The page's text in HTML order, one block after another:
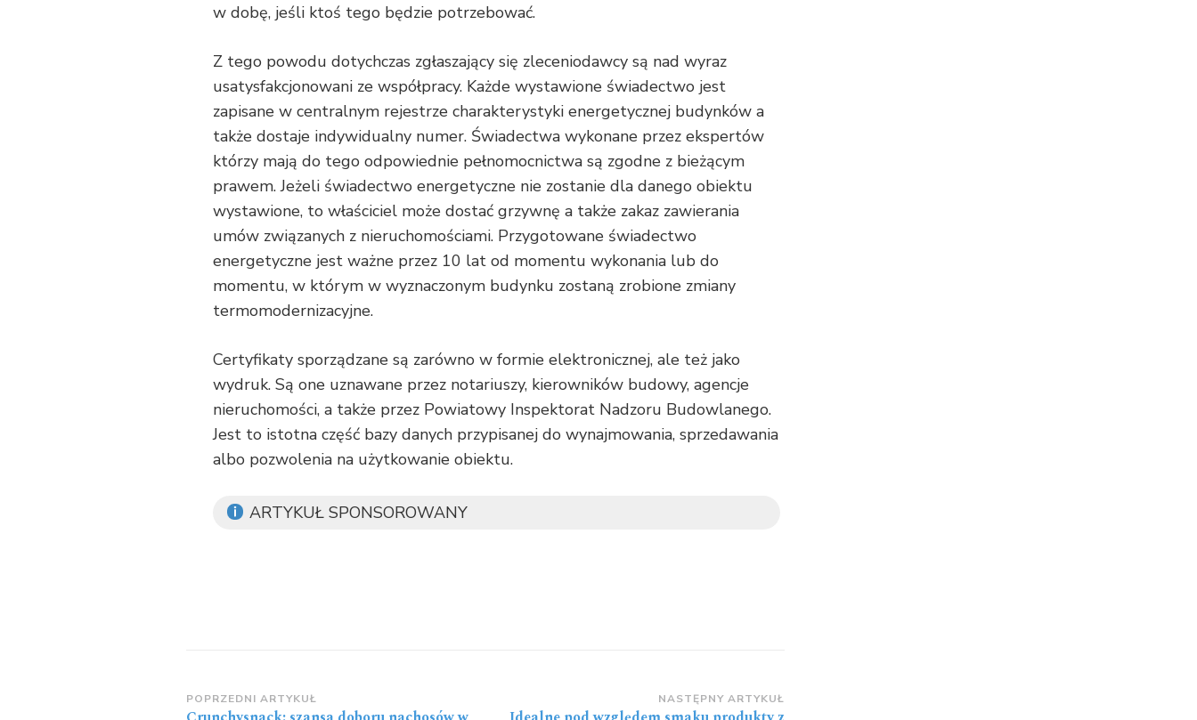
w dobę, jeśli ktoś tego będzie potrzebować.
Z tego powodu dotychczas zgłaszający się zleceniodawcy są nad wyraz
usatysfakcjonowani ze współpracy. Każde wystawione świadectwo jest
zapisane w centralnym rejestrze charakterystyki energetycznej budynków a
także dostaje indywidualny numer. Świadectwa wykonane przez ekspertów
którzy mają do tego odpowiednie pełnomocnictwa są zgodne z bieżącym
prawem. Jeżeli świadectwo energetyczne nie zostanie dla danego obiektu
wystawione, to właściciel może dostać grzywnę a także zakaz zawierania
umów związanych z nieruchomościami. Przygotowane świadectwo
energetyczne jest ważne przez 10 lat od momentu wykonania lub do
momentu, w którym w wyznaczonym budynku zostaną zrobione zmiany
termomodernizacyjne.
Certyfikaty sporządzane są zarówno w formie elektronicznej, ale też jako
wydruk. Są one uznawane przez notariuszy, kierowników budowy, agencje
nieruchomości, a także przez Powiatowy Inspektorat Nadzoru Budowlanego.
Jest to istotna część bazy danych przypisanej do wynajmowania, sprzedawania
albo pozwolenia na użytkowanie obiektu.
ARTYKUŁ SPONSOROWANY
Zobacz
POPRZEDNI ARTYKUŁ NASTĘPNY ARTYKUŁ